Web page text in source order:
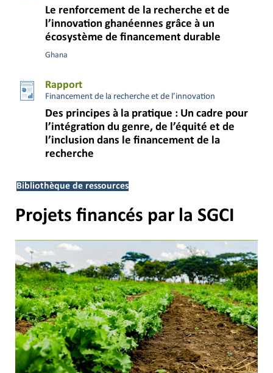
Le renforcement de la recherche et de
l’innovation ghanéennes grâce à un
écosystème de financement durable
Ghana
Rapport
Financement de la recherche et de l’innovation
Des principes à la pratique : Un cadre pour
l’intégration du genre, de l’équité et de
l’inclusion dans le financement de la
recherche
Bibliothèque de ressources
Projets financés par la SGCI